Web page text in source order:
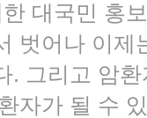
대국민 홍
벗어나 이
. 그리고 암
자가 될 수